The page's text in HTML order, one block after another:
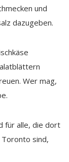
und
dazugeben.
Wer mag,
für alle, die dort
sind,